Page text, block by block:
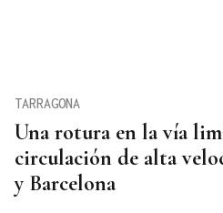
Una rotura en la vía
circulación de alta
y Barcelona
TARRAGONA